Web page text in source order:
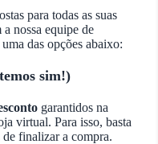
para todas as suas
nossa equipe de
das opções abaixo:
sim!)
garantidos na
virtual. Para isso, basta
de finalizar a compra.